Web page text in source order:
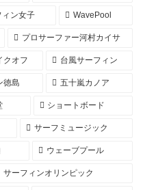
ィン女子 WavePool
プロサーファー河村カイサ
クオフ 台風サーフィン
徳島 五十嵐カノア
ショートボード
サーフミュージック
ウェーブプール
サーフィンオリンピック